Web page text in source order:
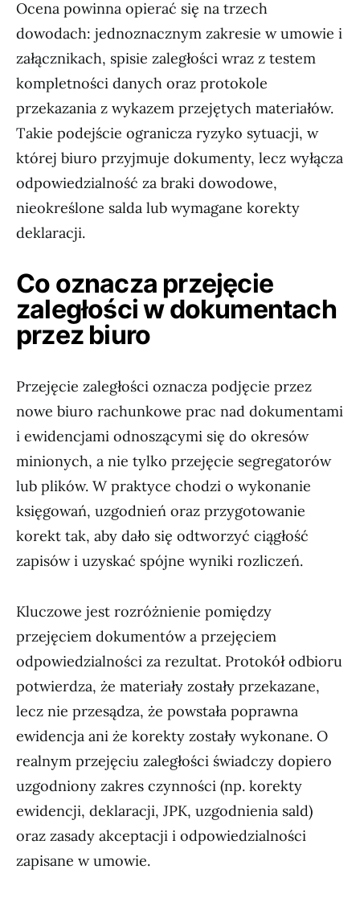
Ocena powinna opierać się na trzech
dowodach: jednoznacznym zakresie w umowie i
załącznikach, spisie zaległości wraz z testem
kompletności danych oraz protokole
przekazania z wykazem przejętych materiałów.
Takie podejście ogranicza ryzyko sytuacji, w
której biuro przyjmuje dokumenty, lecz wyłącza
odpowiedzialność za braki dowodowe,
nieokreślone salda lub wymagane korekty
deklaracji.
Co oznacza przejęcie
zaległości w dokumentach
przez biuro
Przejęcie zaległości oznacza podjęcie przez
nowe biuro rachunkowe prac nad dokumentami
i ewidencjami odnoszącymi się do okresów
minionych, a nie tylko przejęcie segregatorów
lub plików. W praktyce chodzi o wykonanie
księgowań, uzgodnień oraz przygotowanie
korekt tak, aby dało się odtworzyć ciągłość
zapisów i uzyskać spójne wyniki rozliczeń.
Kluczowe jest rozróżnienie pomiędzy
przejęciem dokumentów a przejęciem
odpowiedzialności za rezultat. Protokół odbioru
potwierdza, że materiały zostały przekazane,
lecz nie przesądza, że powstała poprawna
ewidencja ani że korekty zostały wykonane. O
realnym przejęciu zaległości świadczy dopiero
uzgodniony zakres czynności (np. korekty
ewidencji, deklaracji, JPK, uzgodnienia sald)
oraz zasady akceptacji i odpowiedzialności
zapisane w umowie.